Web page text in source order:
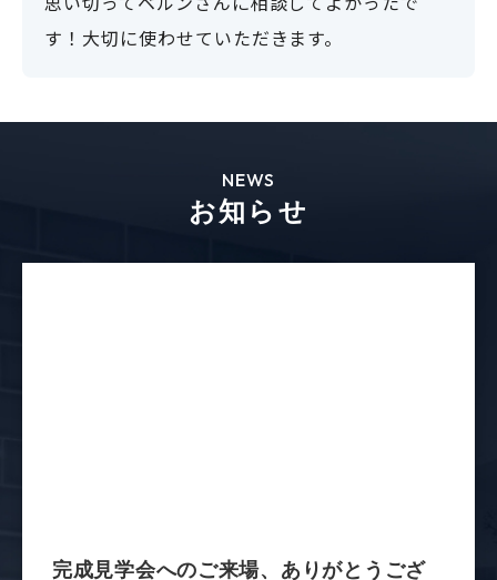
が、担当者の方がその都度対応してくださり、
楽しく安心して進められました。
いだけじゃないとても快適なマイホームになり
グ、たくさんの収納、どれも大満足です。
思い切ってベルンさんに相談してよかったで
す！大切に使わせていただきます。